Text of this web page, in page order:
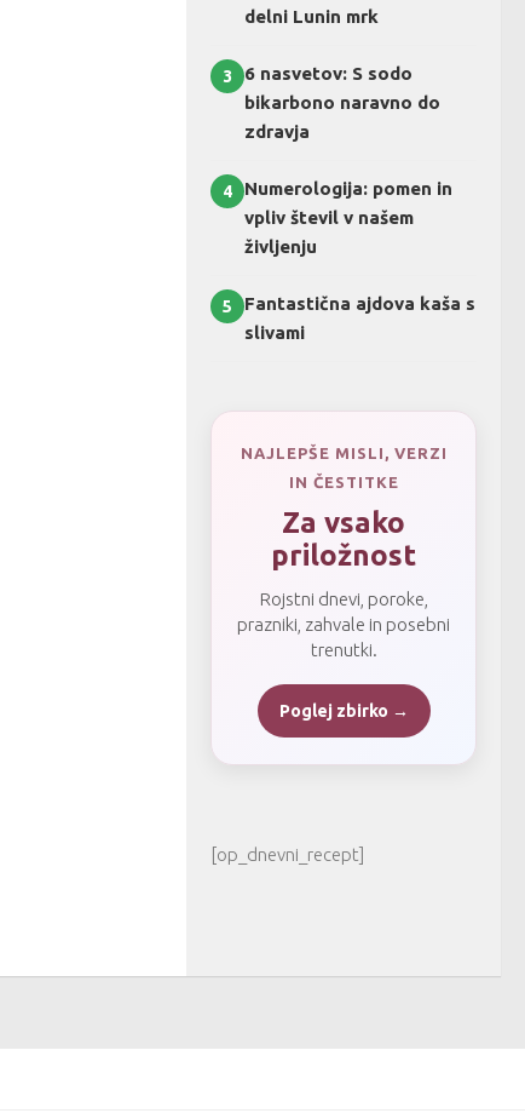
delni Lunin mrk
3
6 nasvetov: S sodo
bikarbono naravno do
zdravja
4
Numerologija: pomen in
vpliv števil v našem
življenju
5
Fantastična ajdova kaša s
slivami
NAJLEPŠE MISLI, VERZI
IN ČESTITKE
Za vsako
priložnost
Rojstni dnevi, poroke,
prazniki, zahvale in posebni
trenutki.
Poglej zbirko →
[op_dnevni_recept]